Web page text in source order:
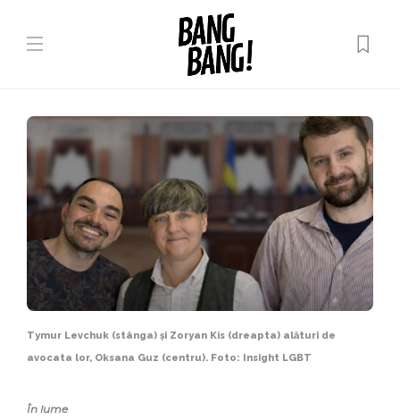
Tymur Levchuk (stânga) și Zoryan Kis (dreapta) alături de
avocata lor, Oksana Guz (centru). Foto: Insight LGBT
În lume